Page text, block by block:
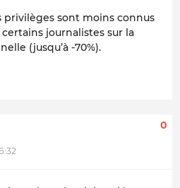
privilèges sont moins connus
journalistes sur la
(jusqu’à -70%).
0